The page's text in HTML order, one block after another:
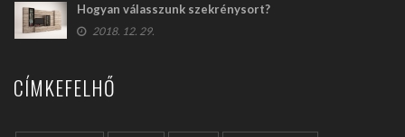
Hogyan válasszunk szekrénysort?
2018. 12. 29.
CÍMKEFELHŐ